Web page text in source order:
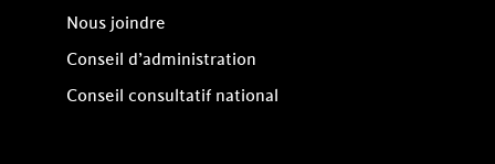
Nous joindre
Conseil d’administration
Conseil consultatif national